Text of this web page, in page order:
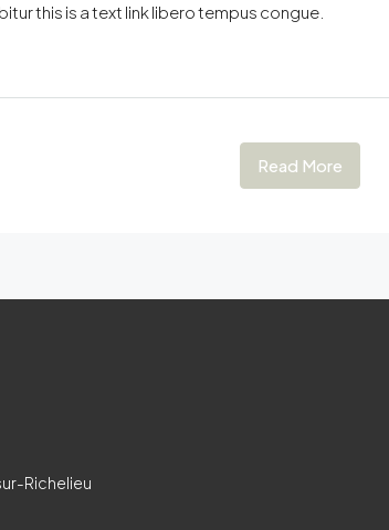
this is a text link libero tempus congue.
Read More
Richelieu